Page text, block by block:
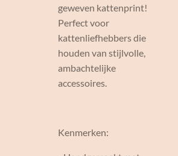
geweven kattenprint!
Perfect voor
kattenliefhebbers die
houden van stijlvolle,
ambachtelijke
accessoires.
Kenmerken: